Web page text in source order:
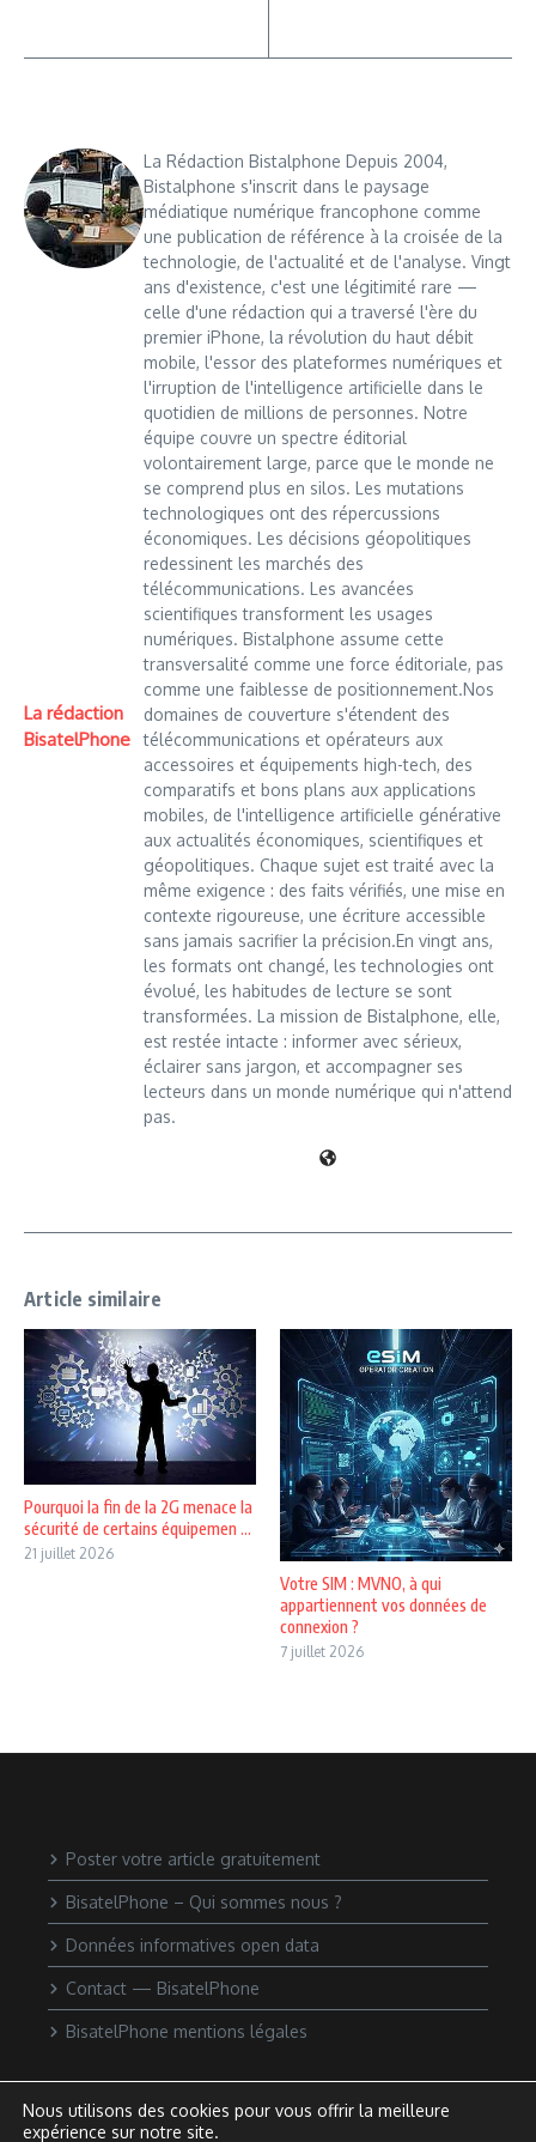
La rédaction
BisatelPhone
La Rédaction Bistalphone Depuis 2004,
Bistalphone s'inscrit dans le paysage
médiatique numérique francophone comme
une publication de référence à la croisée de la
technologie, de l'actualité et de l'analyse. Vingt
ans d'existence, c'est une légitimité rare —
celle d'une rédaction qui a traversé l'ère du
premier iPhone, la révolution du haut débit
mobile, l'essor des plateformes numériques et
l'irruption de l'intelligence artificielle dans le
quotidien de millions de personnes. Notre
équipe couvre un spectre éditorial
volontairement large, parce que le monde ne
se comprend plus en silos. Les mutations
technologiques ont des répercussions
économiques. Les décisions géopolitiques
redessinent les marchés des
télécommunications. Les avancées
scientifiques transforment les usages
numériques. Bistalphone assume cette
transversalité comme une force éditoriale, pas
comme une faiblesse de positionnement.Nos
domaines de couverture s'étendent des
télécommunications et opérateurs aux
accessoires et équipements high-tech, des
comparatifs et bons plans aux applications
mobiles, de l'intelligence artificielle générative
aux actualités économiques, scientifiques et
géopolitiques. Chaque sujet est traité avec la
même exigence : des faits vérifiés, une mise en
contexte rigoureuse, une écriture accessible
sans jamais sacrifier la précision.En vingt ans,
les formats ont changé, les technologies ont
évolué, les habitudes de lecture se sont
transformées. La mission de Bistalphone, elle,
est restée intacte : informer avec sérieux,
éclairer sans jargon, et accompagner ses
lecteurs dans un monde numérique qui n'attend
pas.
Article similaire
Pourquoi la fin de la 2G menace la
sécurité de certains équipemen ...
21 juillet 2026
Votre SIM : MVNO, à qui
appartiennent vos données de
connexion ?
7 juillet 2026
Poster votre article gratuitement
BisatelPhone – Qui sommes nous ?
Données informatives open data
Contact — BisatelPhone
BisatelPhone mentions légales
Nous utilisons des cookies pour vous offrir la meilleure
expérience sur notre site.